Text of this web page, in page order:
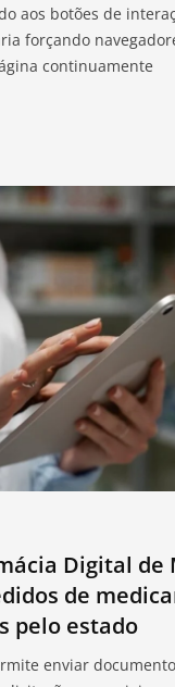
aos botões de
forçando
continuamente
Digital de
de
pelo estado
enviar